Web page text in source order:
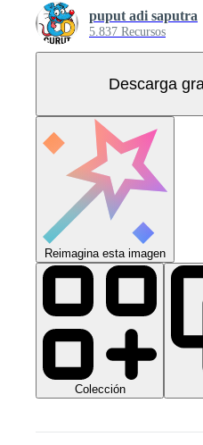
puput adi saputra
5.837 Recursos
Descarga
Reimagina esta imagen
Colección